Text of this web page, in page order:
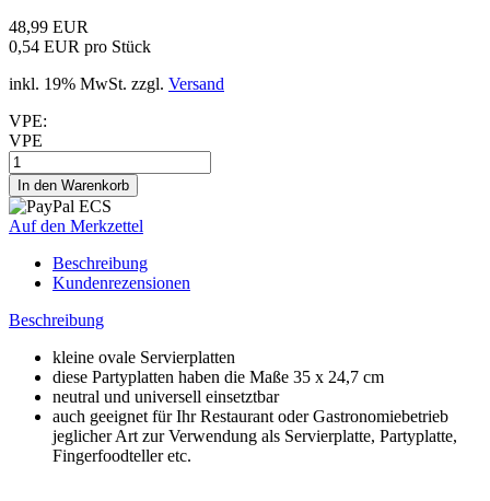
48,99 EUR
0,54 EUR pro Stück
inkl. 19% MwSt. zzgl. Versand
VPE:
VPE
Auf den Merkzettel
Beschreibung
Kundenrezensionen
Beschreibung
kleine ovale Servierplatten
diese Partyplatten haben die Maße 35 x 24,7 cm
neutral und universell einsetztbar
auch geeignet für Ihr Restaurant oder Gastronomiebetrieb
jeglicher Art zur Verwendung als Servierplatte, Partyplatte,
Fingerfoodteller etc.